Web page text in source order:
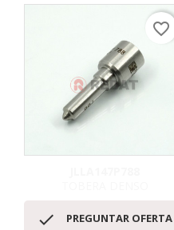
 PREGUNTAR OFERTA
favorite_border